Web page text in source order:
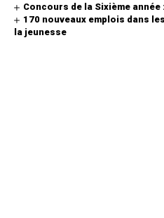
Concours de la Sixième
170 nouveaux emplois dans
la jeunesse